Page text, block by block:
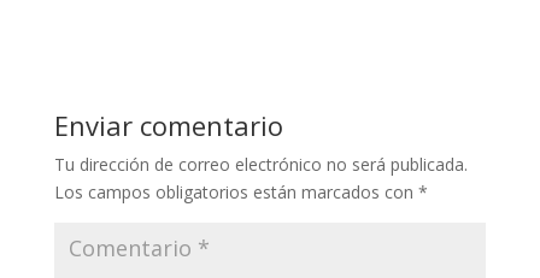
Enviar comentario
Tu dirección de correo electrónico no será publicada.
Los campos obligatorios están marcados con *